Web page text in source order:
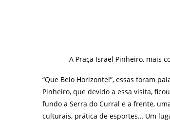
A Praça Israel Pinheiro, mais
“Que Belo Horizonte!”, essas foram
Pinheiro, que devido a essa visita,
fundo a Serra do Curral e a frente,
culturais, prática de esportes… Um